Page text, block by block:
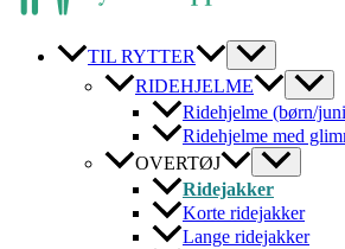
TIL RYTTER
RIDEHJELME
Ridehjelme (børn/
Ridehjelme med
OVERTØJ
Ridejakker
Korte ridejakker
Lange ridejakker